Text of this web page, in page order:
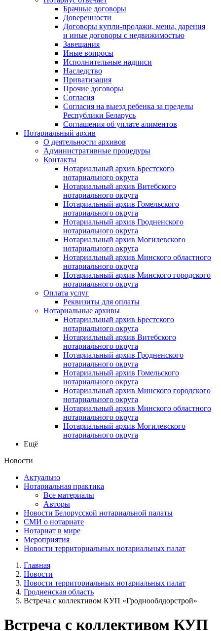
Брачные договоры
Доверенности
Договоры купли-продажи, мены, дарения
и иные договоры с недвижимостью
Завещания
Иные вопросы
Исполнительные надписи
Наследство
Приватизация
Прочие договоры
Согласия
Согласия на выезд ребенка за пределы
Республики Беларусь
Соглашения об уплате алиментов
Нотариальный архив
О деятельности архивов
Административные процедуры
Контакты
Нотариальный архив Брестского
нотариального округа
Нотариальный архив Витебского
нотариального округа
Нотариальный архив Гомельского
нотариального округа
Нотариальный архив Гродненского
нотариального округа
Нотариальный архив Могилевского
нотариального округа
Нотариальный архив Минского областного
нотариального округа
Нотариальный архив Минского городского
нотариального округа
Оплата услуг
Реквизиты для оплаты
Нотариальные архивы
Нотариальный архив Брестского
нотариального округа
Нотариальный архив Витебского
нотариального округа
Нотариальный архив Гродненского
нотариального округа
Нотариальный архив Гомельского
нотариального округа
Нотариальный архив Минского городского
нотариального округа
Нотариальный архив Минского областного
нотариального округа
Нотариальный архив Могилевского
нотариального округа
Ещё
Новости
Актуально
Нотариальная практика
Все материалы
Авторы
Новости Белорусской нотариальной палаты
СМИ о нотариате
Нотариат в мире
Мероприятия
Новости территориальных нотариальных палат
Главная
Новости
Новости территориальных нотариальных палат
Гродненская область
Встреча с коллективом КУП «Гроднооблдорстрой»
Встреча с коллективом КУП